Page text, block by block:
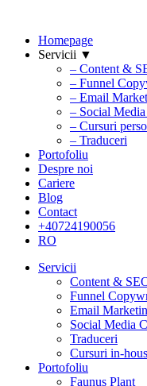
Homepage
Servicii ▼
– Content &
– Funnel
– Email
– Social
– Cursuri
– Traduceri
Portofoliu
Despre noi
Cariere
Blog
Contact
+40724190056
RO
Servicii
Content &
Funnel
Email
Social Media
Traduceri
Cursuri in-
Portofoliu
Faunus Plant